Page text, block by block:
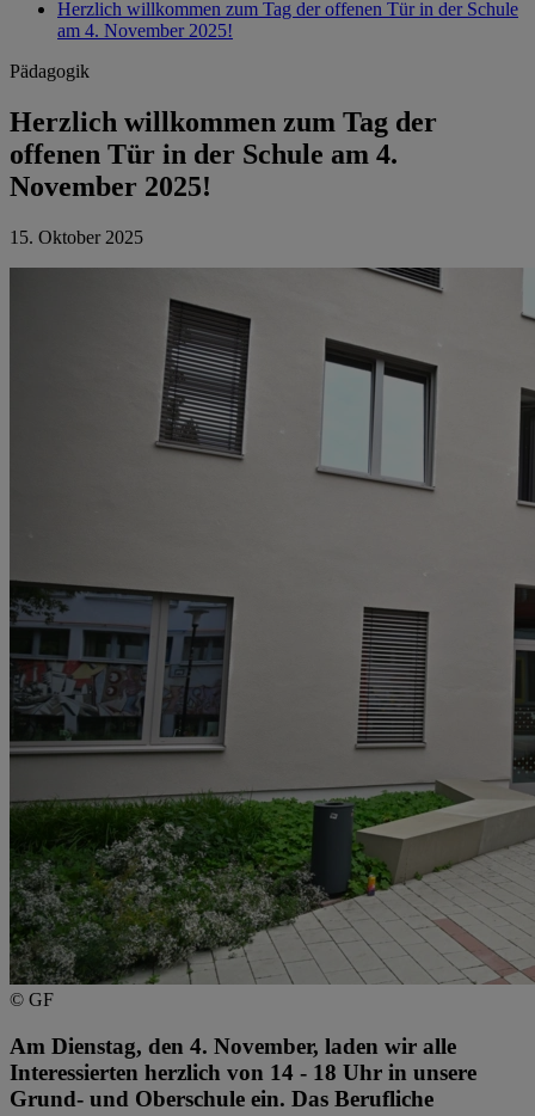
Herzlich willkommen zum Tag der offenen Tür in der Schule
am 4. November 2025!
Pädagogik
Herzlich willkommen zum Tag der
offenen Tür in der Schule am 4.
November 2025!
15. Oktober 2025
© GF
Am Dienstag, den 4. November, laden wir alle
Interessierten herzlich von 14 - 18 Uhr in unsere
Grund- und Oberschule ein. Das Berufliche